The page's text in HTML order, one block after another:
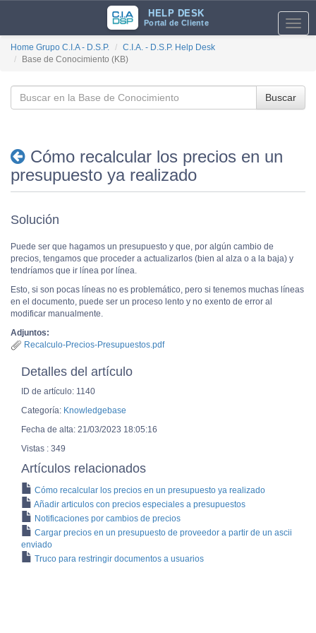
HELP DESK
Portal de Cliente
Home Grupo C.I.A - D.S.P.
C.I.A. - D.S.P. Help Desk
Base de Conocimiento (KB)
Buscar
Cómo recalcular los precios en un
presupuesto ya realizado
Solución
Puede ser que hagamos un presupuesto y que, por algún cambio de
precios, tengamos que proceder a actualizarlos (bien al alza o a la baja) y
tendríamos que ir línea por línea.
Esto, si son pocas líneas no es problemático, pero si tenemos muchas líneas
en el documento, puede ser un proceso lento y no exento de error al
modificar manualmente.
Adjuntos:
Recalculo-Precios-Presupuestos.pdf
Detalles del artículo
ID de artículo: 1140
Categoría: Knowledgebase
Fecha de alta: 21/03/2023 18:05:16
Vistas : 349
Artículos relacionados
Cómo recalcular los precios en un presupuesto ya realizado
Añadir articulos con precios especiales a presupuestos
Notificaciones por cambios de precios
Cargar precios en un presupuesto de proveedor a partir de un ascii
enviado
Truco para restringir documentos a usuarios